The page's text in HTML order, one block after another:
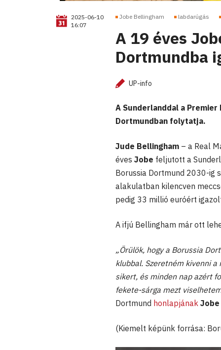
2025-06-10
16:07
Jobe Bellingham labdarúgás
A 19 éves
Dortmundba
UP-info
A Sunderlanddal a
Dortmundban folytatja.
Jude Bellingham – a Real
éves Jobe feljutott a
Borussia Dortmund 2030-ig
alakulatban kilencven
pedig 33 millió euróért
A ifjú Bellingham már ott
„Örülök, hogy a Borussia
klubbal. Szeretném kivenni
sikert, és minden nap azért
fekete-sárga mezt
Dortmund honlapjának Jobe
(Kiemelt képünk forrása: